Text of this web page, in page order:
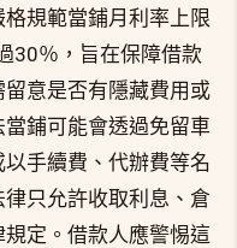
規範當鋪月利率上限
30％，旨在保障借款
意是否有隱藏費用或
鋪可能會透過免留車
手續費、代辦費等名
只允許收取利息、倉
定。借款人應警惕這